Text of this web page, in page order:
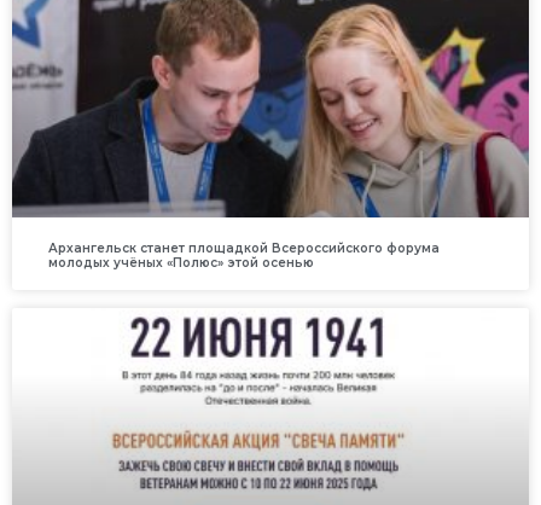
Архангельск станет площадкой Всероссийского форума
молодых учёных «Полюс» этой осенью